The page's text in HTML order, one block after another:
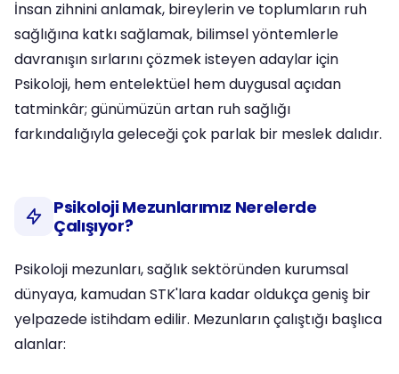
İnsan zihnini anlamak, bireylerin ve toplumların ruh
sağlığına katkı sağlamak, bilimsel yöntemlerle
davranışın sırlarını çözmek isteyen adaylar için
Psikoloji, hem entelektüel hem duygusal açıdan
tatminkâr; günümüzün artan ruh sağlığı
farkındalığıyla geleceği çok parlak bir meslek dalıdır.
Psikoloji Mezunlarımız Nerelerde
Çalışıyor?
Psikoloji mezunları, sağlık sektöründen kurumsal
dünyaya, kamudan STK'lara kadar oldukça geniş bir
yelpazede istihdam edilir. Mezunların çalıştığı başlıca
alanlar: